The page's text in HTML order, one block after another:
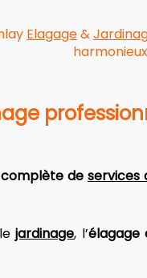
Elagage&
de services
le jardinage, l’élagage